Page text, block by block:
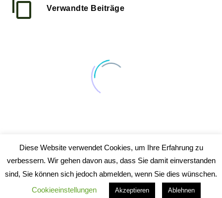
Verwandte Beiträge
Lorem Ipsum. Proin gravida nibh
vel velit auctor aliquet. Aenean
sollicitudin, lorem quis bibendum
auctor, nisi elit consequat ipsum,
nec sagittis sem nibh id elit
17 März 2016
blog post
Diese Website verwendet Cookies, um Ihre Erfahrung zu
verbessern. Wir gehen davon aus, dass Sie damit einverstanden
sind, Sie können sich jedoch abmelden, wenn Sie dies wünschen.
Cookieeinstellungen
Akzeptieren Ablehnen